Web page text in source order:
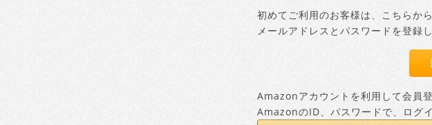
初めてご利用のお客様は、こちらか
メールアドレスとパスワードを登録
Amazonアカウントを利用して会員
AmazonのID、パスワードで、ログ